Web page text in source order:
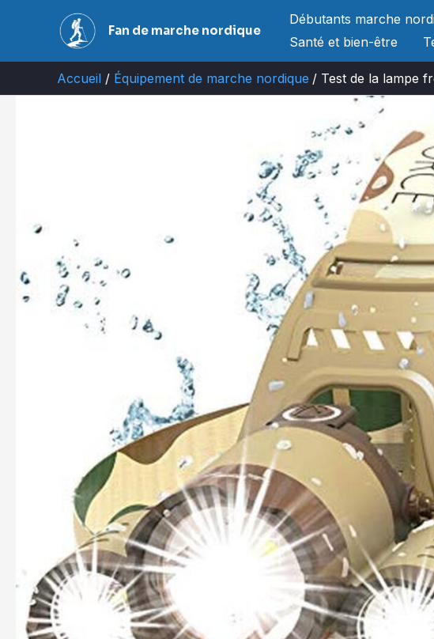
Fan de marche nordique
Débutants marche
Santé et bien-être
Accueil Équipement de marche nordique Test de la lampe